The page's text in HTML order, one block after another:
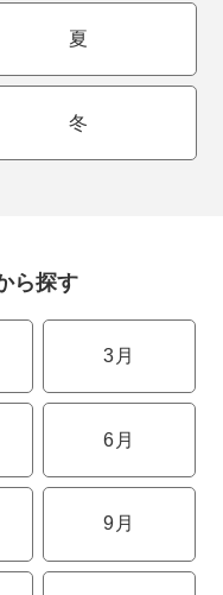
夏
冬
ら探す
3月
6月
9月